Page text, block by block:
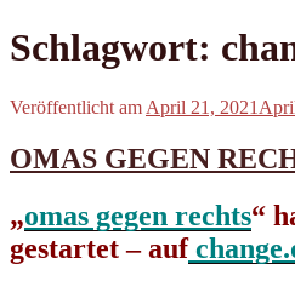
Schlagwort:
Veröffentlicht am April 21, 2021
OMAS GEGEN
„omas gegen rechts“
gestartet – auf